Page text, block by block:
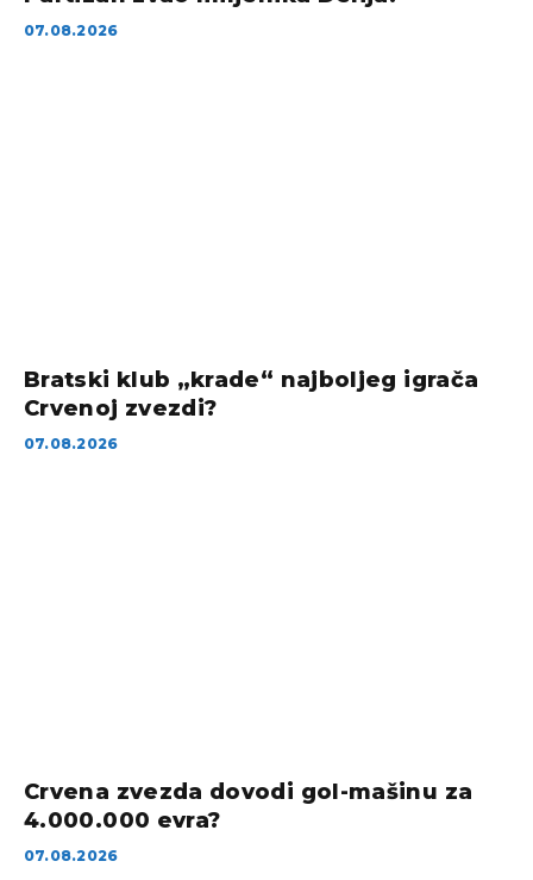
07.08.2026
Bratski klub „krade“ najboljeg igrača
Crvenoj zvezdi?
07.08.2026
Crvena zvezda dovodi gol-mašinu za
4.000.000 evra?
07.08.2026